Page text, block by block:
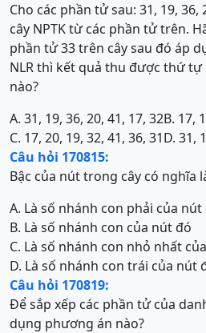
Cho các phần tử sau: 31, 19, 36,
cây NPTK từ các phần tử trên.
phần tử 33 trên cây sau đó áp
NLR thì kết quả thu được thứ
nào?
A. 31, 19, 36, 20, 41, 17, 32B. 17,
C. 17, 20, 19, 32, 41, 36, 31D. 31,
Câu hỏi 170815:
Bậc của nút trong cây có nghĩa
A. Là số nhánh con phải của nút
B. Là số nhánh con của nút đó
C. Là số nhánh con nhỏ nhất
D. Là số nhánh con trái của nút
Câu hỏi 170819:
Để sắp xếp các phần tử của
dụng phương án nào?